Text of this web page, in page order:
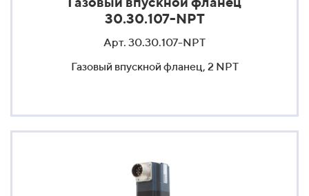
30.30.107-NPT
Арт. 30.30.107-NPT
Газовый впускной фланец, 2 NPT